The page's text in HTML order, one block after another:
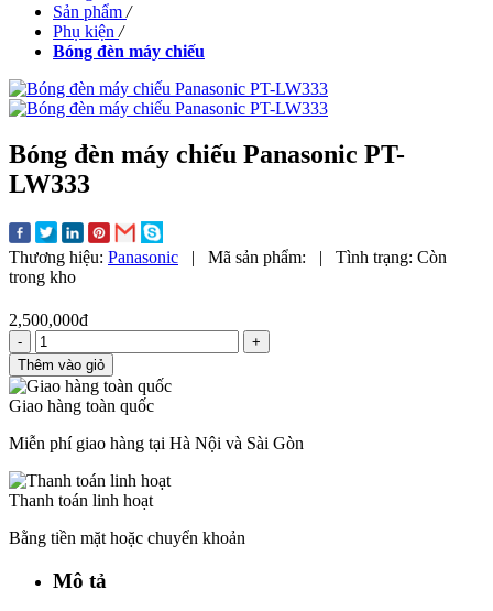
Sản phẩm /
Phụ kiện /
Bóng đèn máy chiếu
Bóng đèn máy chiếu Panasonic PT-
LW333
Thương hiệu: Panasonic | Mã sản phẩm: | Tình trạng: Còn
trong kho
2,500,000đ
-
+
Thêm vào giỏ
Giao hàng toàn quốc
Miễn phí giao hàng tại Hà Nội và Sài Gòn
Thanh toán linh hoạt
Bằng tiền mặt hoặc chuyển khoản
Mô tả